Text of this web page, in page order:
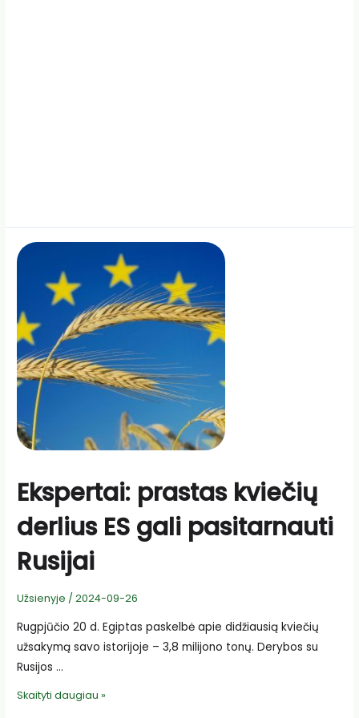
Ekspertai: prastas kviečių
derlius ES gali pasitarnauti
Rusijai
Užsienyje /2024-09-26
Rugpjūčio 20 d. Egiptas paskelbė apie didžiausią kviečių
užsakymą savo istorijoje – 3,8 milijono tonų. Derybos su
Rusijos …
Ekspertai:
Skaityti daugiau »